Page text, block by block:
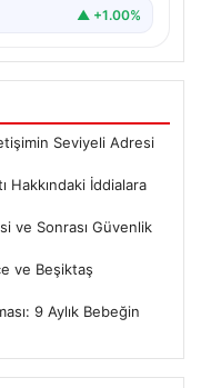
▲ +1.00%
Seviyeli Adresi
Hakkındaki İddialara
ve Sonrası Güvenlik
ve Beşiktaş
9 Aylık Bebeğin